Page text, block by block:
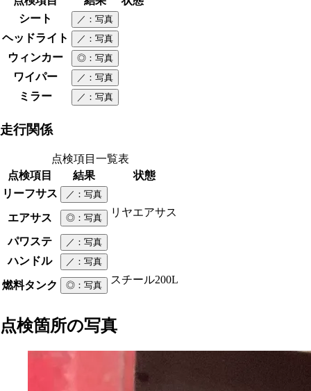
シート
／ ：写真
ヘッドライト ／ ：写真
ウィンカー ◎ ：写真
ワイパー ／ ：写真
ミラー ／ ：写真
走行関係
点検項目一覧表
点検項目
結果
状態
リーフサス
／ ：写真
エアサス ◎ ：写真 リヤエアサス
パワステ ／ ：写真
ハンドル ／ ：写真
燃料タンク ◎ ：写真 スチール200L
点検箇所の写真